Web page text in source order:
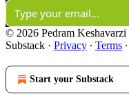
© 2026 Pedram Keshavarzi
Substack · Privacy ∙ Terms ∙
Start your Substack